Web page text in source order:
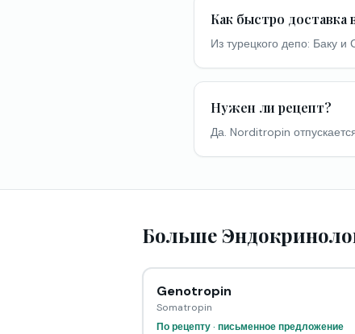
Как быстро доставка
Из турецкого депо: Баку
Нужен ли рецепт?
Да. Norditropin
Больше
Genotropin
Somatropin
По рецепту · письменное предложение